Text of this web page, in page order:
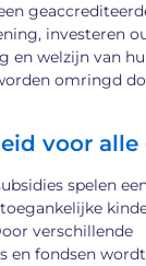
investeren
en welzijn van
omringd
voor alle
spelen
verschillende
en fondsen